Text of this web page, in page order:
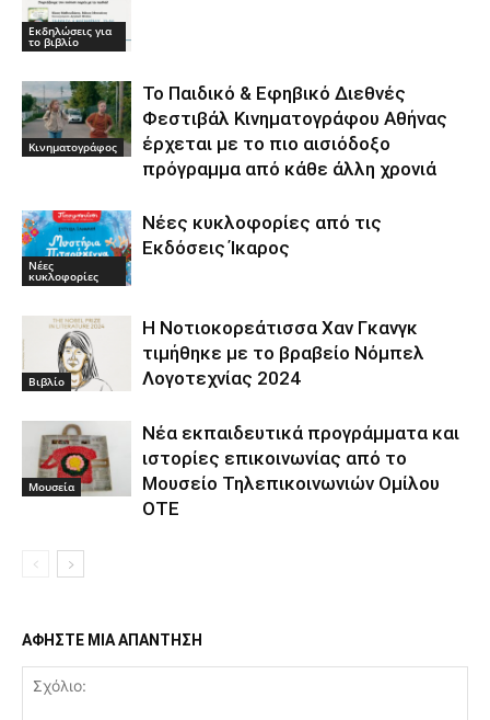
Εκδηλώσεις για
το βιβλίο
Κινηματογράφος
Το Παιδικό & Εφηβικό Διεθνές
Φεστιβάλ Κινηματογράφου Αθήνας
έρχεται με το πιο αισιόδοξο
πρόγραμμα από κάθε άλλη χρονιά
Νέες
κυκλοφορίες
Νέες κυκλοφορίες από τις
Εκδόσεις Ίκαρος
Βιβλίο
Η Νοτιοκορεάτισσα Χαν Γκανγκ
τιμήθηκε με το βραβείο Νόμπελ
Λογοτεχνίας 2024
Μουσεία
Νέα εκπαιδευτικά προγράμματα και
ιστορίες επικοινωνίας από το
Μουσείο Τηλεπικοινωνιών Ομίλου
ΟΤΕ
ΑΦΗΣΤΕ ΜΙΑ ΑΠΑΝΤΗΣΗ